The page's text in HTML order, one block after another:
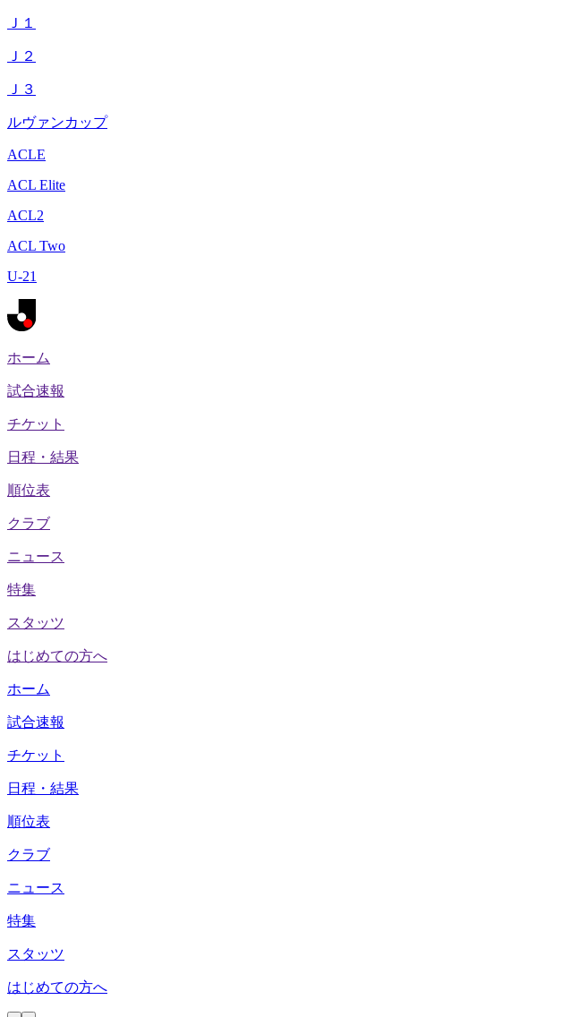
Ｊ１
Ｊ２
Ｊ３
ルヴァンカップ
ACLE
ACL Elite
ACL2
ACL Two
U-21
ホーム
試合速報
チケット
日程・結果
順位表
クラブ
ニュース
特集
スタッツ
はじめての方へ
ホーム
試合速報
チケット
日程・結果
順位表
クラブ
ニュース
特集
スタッツ
はじめての方へ